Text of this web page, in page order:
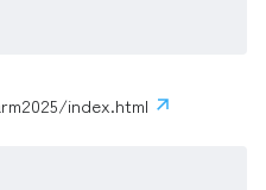
index.html